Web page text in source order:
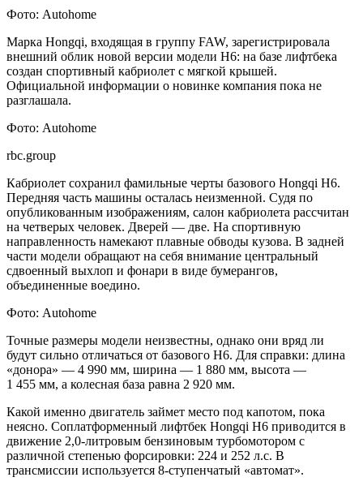
Фото: Autohome
Марка Hongqi, входящая в группу FAW, зарегистрировала
внешний облик новой версии модели H6: на базе лифтбека
создан спортивный кабриолет с мягкой крышей.
Официальной информации о новинке компания пока не
разглашала.
Фото: Autohome
rbc.group
Кабриолет сохранил фамильные черты базового Hongqi H6.
Передняя часть машины осталась неизменной. Судя по
опубликованным изображениям, салон кабриолета рассчитан
на четверых человек. Дверей — две. На спортивную
направленность намекают плавные обводы кузова. В задней
части модели обращают на себя внимание центральный
сдвоенный выхлоп и фонари в виде бумерангов,
объединенные воедино.
Фото: Autohome
Точные размеры модели неизвестны, однако они вряд ли
будут сильно отличаться от базового H6. Для справки: длина
«донора» — 4 990 мм, ширина — 1 880 мм, высота —
1 455 мм, а колесная база равна 2 920 мм.
Какой именно двигатель займет место под капотом, пока
неясно. Соплатформенный лифтбек Hongqi H6 приводится в
движение 2,0-литровым бензиновым турбомотором с
различной степенью форсировки: 224 и 252 л.с. В
трансмиссии используется 8-ступенчатый «автомат».